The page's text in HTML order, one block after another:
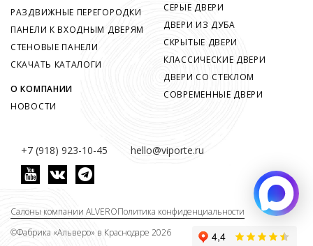
+7 (918) 923-10-45 hello@viporte.ru
РАЗДВИЖНЫЕ ПЕРЕГОРОДКИ
ПАНЕЛИ К ВХОДНЫМ ДВЕРЯМ
СТЕНОВЫЕ ПАНЕЛИ
СКАЧАТЬ КАТАЛОГИ
О КОМПАНИИ
НОВОСТИ
СЕРЫЕ ДВЕРИ
ДВЕРИ ИЗ ДУБА
СКРЫТЫЕ ДВЕРИ
КЛАССИЧЕСКИЕ ДВЕРИ
ДВЕРИ СО СТЕКЛОМ
СОВРЕМЕННЫЕ ДВЕРИ
©Фабрика «Альверо» в Краснодаре 2026
Салоны компании ALVEROПолитика конфиденциальности